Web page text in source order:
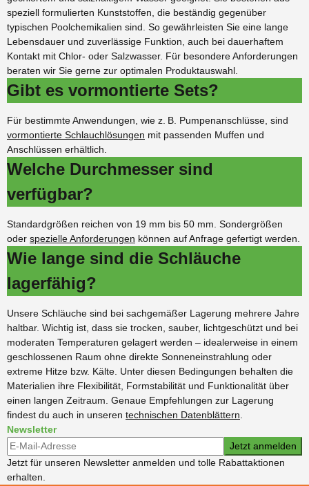
speziell formulierten Kunststoffen, die beständig gegenüber
typischen Poolchemikalien sind. So gewährleisten Sie eine lange
Lebensdauer und zuverlässige Funktion, auch bei dauerhaftem
Kontakt mit Chlor- oder Salzwasser. Für besondere Anforderungen
beraten wir Sie gerne zur optimalen Produktauswahl.
Gibt es vormontierte Sets?
Für bestimmte Anwendungen, wie z. B. Pumpenanschlüsse, sind
vormontierte Schlauchlösungen mit passenden Muffen und
Anschlüssen erhältlich.
Welche Durchmesser sind
verfügbar?
Standardgrößen reichen von 19 mm bis 50 mm. Sondergrößen
oder spezielle Anforderungen können auf Anfrage gefertigt werden.
Wie lange sind die Schläuche
lagerfähig?
Unsere Schläuche sind bei sachgemäßer Lagerung mehrere Jahre
haltbar. Wichtig ist, dass sie trocken, sauber, lichtgeschützt und bei
moderaten Temperaturen gelagert werden – idealerweise in einem
geschlossenen Raum ohne direkte Sonneneinstrahlung oder
extreme Hitze bzw. Kälte. Unter diesen Bedingungen behalten die
Materialien ihre Flexibilität, Formstabilität und Funktionalität über
einen langen Zeitraum. Genaue Empfehlungen zur Lagerung
findest du auch in unseren technischen Datenblättern
Newsletter
Newsletter-Registrierung
Jetzt anmelden
Jetzt für unseren Newsletter anmelden und tolle Rabattaktionen
erhalten.